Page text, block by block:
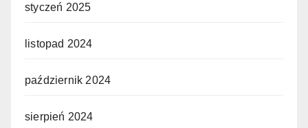
styczeń 2025
listopad 2024
październik 2024
sierpień 2024